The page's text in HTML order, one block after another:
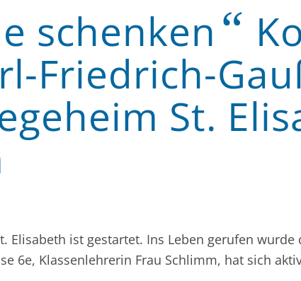
schenken “
Friedrich-
St.
Elisabeth ist gestartet. Ins Leben gerufen
6e, Klassenlehrerin Frau Schlimm, hat sich